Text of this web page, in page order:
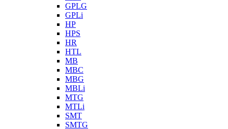
GPLG
GPLi
HP
HPS
HR
HTL
MB
MBC
MBG
MBLi
MTG
MTLi
SMT
SMTG